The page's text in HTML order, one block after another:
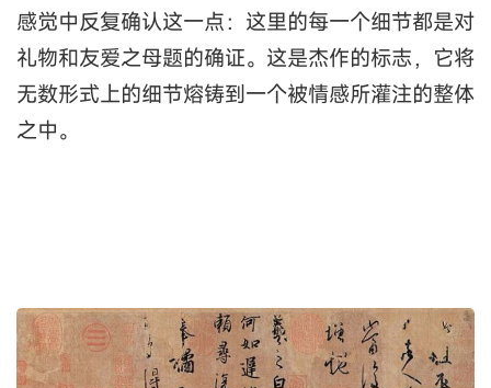
感觉中反复确认这一点：这里的每一个细节都是对
礼物和友爱之母题的确证。这是杰作的标志，它将
无数形式上的细节熔铸到一个被情感所灌注的整体
之中。